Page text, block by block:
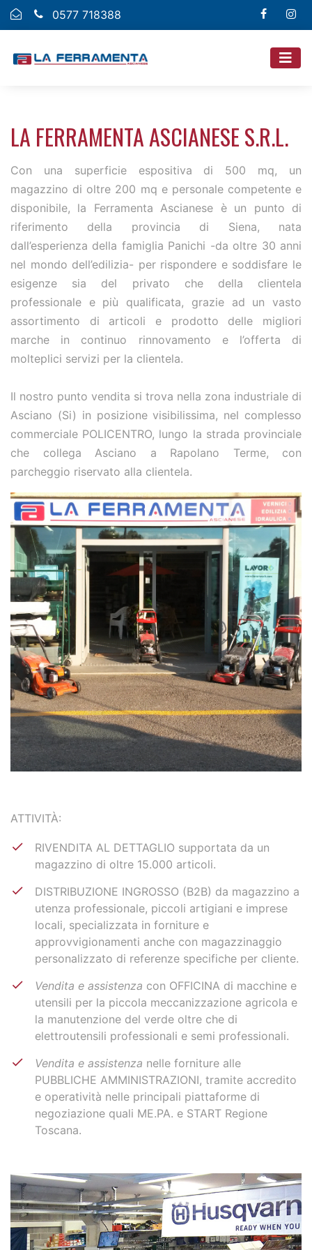
0577 718388
LA FERRAMENTA ASCIANESE S.R.L.
Con una superficie espositiva di 500 mq, un
magazzino di oltre 200 mq e personale competente e
disponibile, la Ferramenta Ascianese è un punto di
riferimento della provincia di Siena, nata
dall’esperienza della famiglia Panichi -da oltre 30 anni
nel mondo dell’edilizia- per rispondere e soddisfare le
esigenze sia del privato che della clientela
professionale e più qualificata, grazie ad un vasto
assortimento di articoli e prodotto delle migliori
marche in continuo rinnovamento e l’offerta di
molteplici servizi per la clientela.
Il nostro punto vendita si trova nella zona industriale di
Asciano (Si) in posizione visibilissima, nel complesso
commerciale POLICENTRO, lungo la strada provinciale
che collega Asciano a Rapolano Terme, con
parcheggio riservato alla clientela.
ATTIVITÀ:
RIVENDITA AL DETTAGLIO supportata da un
magazzino di oltre 15.000 articoli.
DISTRIBUZIONE INGROSSO (B2B) da magazzino a
utenza professionale, piccoli artigiani e imprese
locali, specializzata in forniture e
approvvigionamenti anche con magazzinaggio
personalizzato di referenze specifiche per cliente.
Vendita e assistenza con OFFICINA di macchine e
utensili per la piccola meccanizzazione agricola e
la manutenzione del verde oltre che di
elettroutensili professionali e semi professionali.
Vendita e assistenza nelle forniture alle
PUBBLICHE AMMINISTRAZIONI, tramite accredito
e operatività nelle principali piattaforme di
negoziazione quali ME.PA. e START Regione
Toscana.